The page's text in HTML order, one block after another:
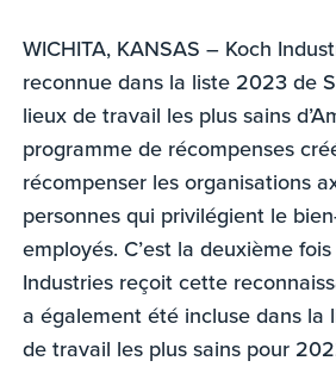
WICHITA, KANSAS – Koch
reconnue dans la liste 2023 de
lieux de travail les plus sains
programme de récompenses
récompenser les organisations
personnes qui privilégient le
employés. C’est la deuxième
Industries reçoit cette
a également été incluse dans la
de travail les plus sains pour